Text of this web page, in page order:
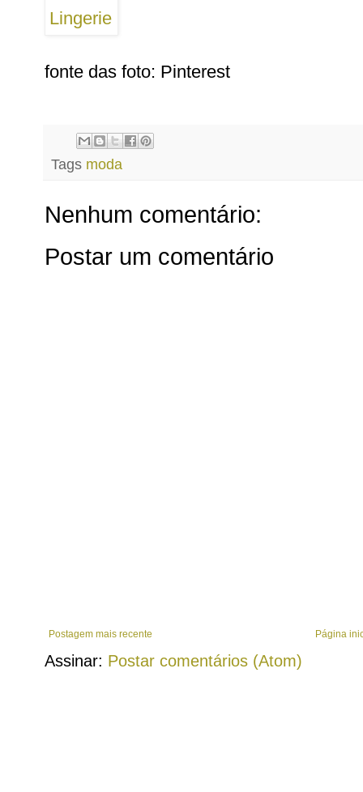
fonte das foto: Pinterest
Tags moda
Nenhum comentário:
Postar um comentário
Postagem mais recente Página
Assinar: Postar comentários (Atom)